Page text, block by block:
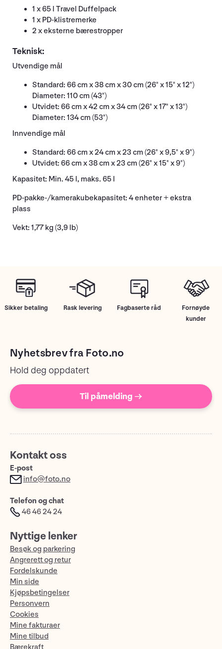
1 x 65 l Travel Duffelpack
1 x PD-klistremerke
2 x eksterne bærestropper
Teknisk:
Utvendige mål
Standard: 66 cm x 38 cm x 30 cm (26" x 15" x 12")
Diameter: 110 cm (43")
Utvidet: 66 cm x 42 cm x 34 cm (26" x 17" x 13")
Diameter: 134 cm (53")
Innvendige mål
Standard: 66 cm x 24 cm x 23 cm (26" x 9,5" x 9")
Utvidet: 66 cm x 38 cm x 23 cm (26" x 15" x 9")
Kapasitet: Min. 45 l, maks. 65 l
PD-pakke-/kamerakubekapasitet: 4 enheter + ekstra
plass
Vekt: 1,77 kg (3,9 lb)
Sikker betaling Rask levering Fagbaserte råd
Fornøyde
kunder
Nyhetsbrev fra Foto.no
Hold deg oppdatert
Til påmelding →
Kontakt oss
E-post
info@foto.no
Telefon og chat
46 46 24 24
Nyttige lenker
Besøk og parkering
Angrerett og retur
Fordelskunde
Min side
Kjøpsbetingelser
Personvern
Cookies
Mine fakturaer
Mine tilbud
Bærekraft